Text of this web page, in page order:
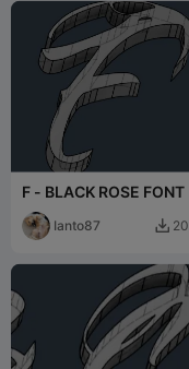
F - BLACK ROSE FONT
Ianto87  20